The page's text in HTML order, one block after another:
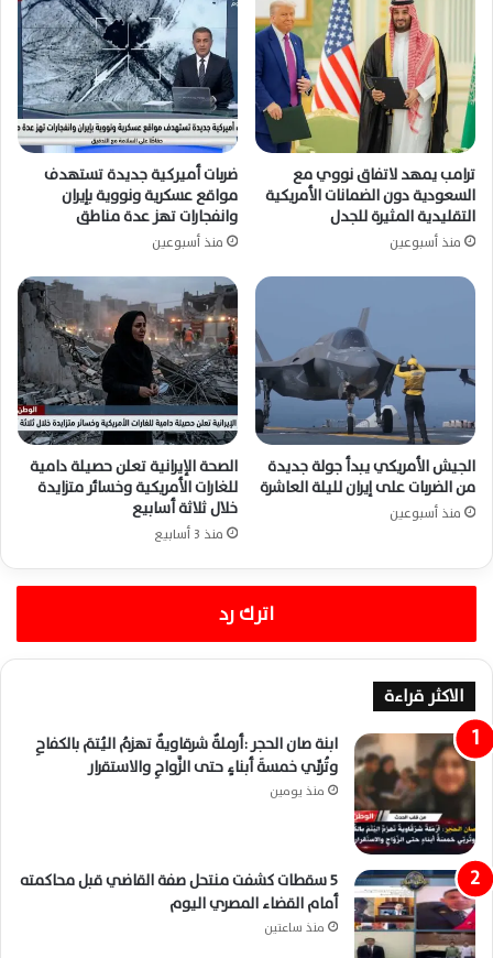
ترامب يمهد لاتفاق نووي مع
السعودية دون الضمانات الأمريكية
التقليدية المثيرة للجدل
منذ أسبوعين
ضربات أميركية جديدة تستهدف
مواقع عسكرية ونووية بإيران
وانفجارات تهز عدة مناطق
منذ أسبوعين
الجيش الأمريكي يبدأ جولة جديدة
من الضربات على إيران لليلة العاشرة
منذ أسبوعين
الصحة الإيرانية تعلن حصيلة دامية
للغارات الأمريكية وخسائر متزايدة
خلال ثلاثة أسابيع
منذ 3 أسابيع
اترك رد
الاكثر قراءة
ابنة صان الحجر :أرملةٌ شرقاويةٌ تهزمُ اليُتمَ بالكفاحِ
وتُربِّي خمسةَ أبناءٍ حتى الزَّواجِ والاستقرار
منذ يومين
5 سقطات كشفت منتحل صفة القاضي قبل محاكمته
أمام القضاء المصري اليوم
منذ ساعتين